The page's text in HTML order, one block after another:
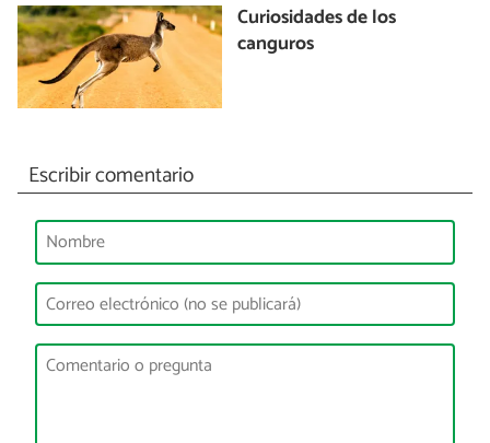
Curiosidades de los
canguros
Escribir comentario